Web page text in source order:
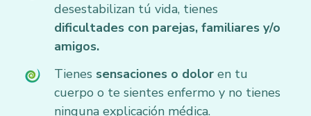
desestabilizan tú vida, tienes
dificultades con parejas, familiares y/o
amigos.
Tienes sensaciones o dolor en tu
cuerpo o te sientes enfermo y no tienes
ninguna explicación médica.